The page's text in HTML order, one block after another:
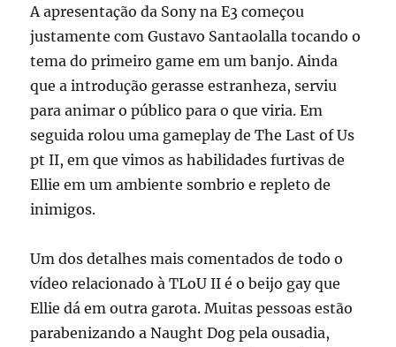
A apresentação da Sony na E3 começou
justamente com Gustavo Santaolalla tocando o
tema do primeiro game em um banjo. Ainda
que a introdução gerasse estranheza, serviu
para animar o público para o que viria. Em
seguida rolou uma gameplay de The Last of Us
pt II, em que vimos as habilidades furtivas de
Ellie em um ambiente sombrio e repleto de
inimigos.
Um dos detalhes mais comentados de todo o
vídeo relacionado à TLoU II é o beijo gay que
Ellie dá em outra garota. Muitas pessoas estão
parabenizando a Naught Dog pela ousadia,